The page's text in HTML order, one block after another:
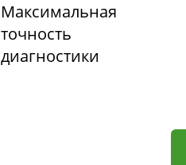
Максимальная
точность
диагностики